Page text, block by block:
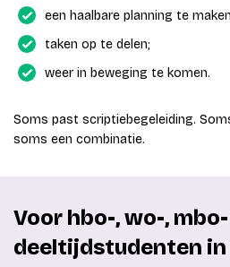
een haalbare planning te
taken op te delen;
weer in beweging te komen.
Soms past scriptiebegeleiding.
soms een combinatie.
Voor hbo-, wo-,
deeltijdstudenten in